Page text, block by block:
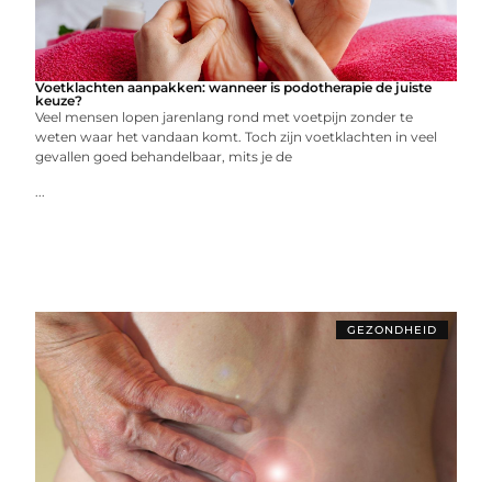
Voetklachten aanpakken: wanneer is podotherapie de juiste
keuze?
Veel mensen lopen jarenlang rond met voetpijn zonder te
weten waar het vandaan komt. Toch zijn voetklachten in veel
gevallen goed behandelbaar, mits je de
...
GEZONDHEID